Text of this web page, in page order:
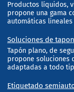
Productos líquidos,
propone una gama
automáticas
Soluciones de
Tapón plano, de
propone soluciones
adaptadas a todo
Etiquetado